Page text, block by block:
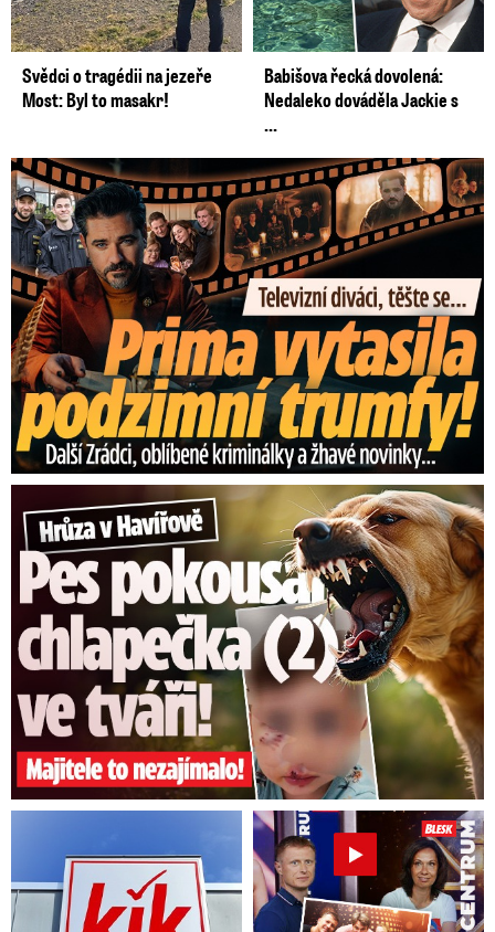
Svědci o tragédii na jezeře
Most: Byl to masakr!
Babišova řecká dovolená:
Nedaleko dováděla Jackie s
...
Prima vytasila podzimní trumfy! Další Zrádci a žhavé novinky
Hrůza v Havířově: Pes pokousal chlapečka (2) ve tváři!